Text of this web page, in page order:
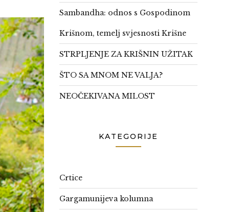
Sambandha: odnos s Gospodinom
Krišnom, temelj svjesnosti Krišne
STRPLJENJE ZA KRIŠNIN UŽITAK
ŠTO SA MNOM NE VALJA?
NEOČEKIVANA MILOST
KATEGORIJE
Crtice
Gargamunijeva kolumna